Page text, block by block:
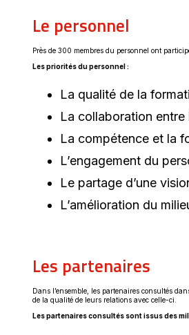
Le personnel
Près de 300 membres du personnel ont
Les priorités du personnel :
La qualité de la
La collaboration entre
La compétence et la
L’engagement du
Le partage d’une
L’amélioration du
Les partenaires
Dans l’ensemble, les partenaires consultés
de la qualité de leurs relations avec celle-ci.
Les partenaires consultés sont issus des